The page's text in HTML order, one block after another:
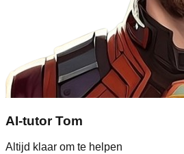
AI-tutor Tom
Altijd klaar om te helpen